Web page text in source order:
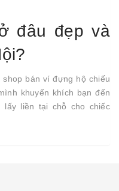
đâu đẹp và
bán ví đựng hộ chiếu
khuyến khích bạn đến
lấy liền tại chỗ cho chiếc